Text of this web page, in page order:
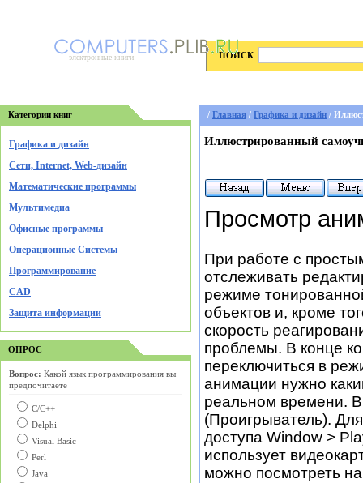
электронные книги ПОИСК
Категории книг
Графика и дизайн
Cети, Internet, Web-дизайн
Математические программы
Мультимедиа
Офисные программы
Операционные Системы
Программирование
CAD
Защита информации
ОПРОС
Вопрос: Какой язык программирования вы
предпочитаете
С/C++
Delphi
Visual Basic
Perl
Java
/ Главная / Графика и дизайн /
Иллюстрированный
Просмотр
При работе с
отслеживать
режиме
объектов и, кроме
скорость
проблемы. В конце
переключиться в
анимации нужно
реальном времени.
(Проигрыватель).
доступа Window >
использует
можно посмотреть